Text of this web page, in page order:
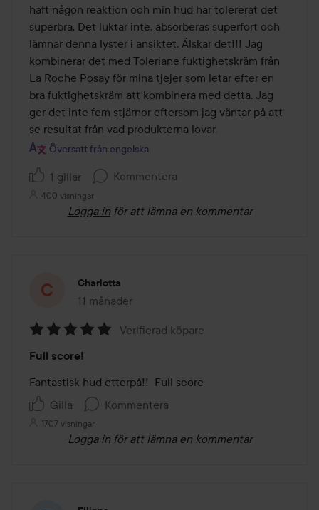
haft någon reaktion och min hud har tolererat det
superbra. Det luktar inte, absorberas superfort och
lämnar denna lyster i ansiktet. Älskar det!!! Jag
kombinerar det med Toleriane fuktighetskräm från
La Roche Posay för mina tjejer som letar efter en
bra fuktighetskräm att kombinera med detta. Jag
ger det inte fem stjärnor eftersom jag väntar på att
se resultat från vad produkterna lovar.
Översatt från engelska
1 gillar Kommentera
400 visningar
Logga in för att lämna en kommentar
Charlotta
11 månader
Inlägget skapades 11 månader
5
av
5
Verifierad köpare
Full score!
Fantastisk hud etterpå!!  Full score
Gilla
Kommentera
1707 visningar
Logga in för att lämna en kommentar